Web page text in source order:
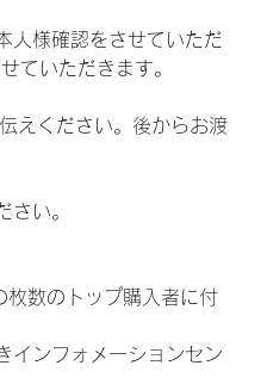
人様確認をさせていただ
ていただきます。
えください。後からお渡
い。
数のトップ購入者に付
インフォメーションセン